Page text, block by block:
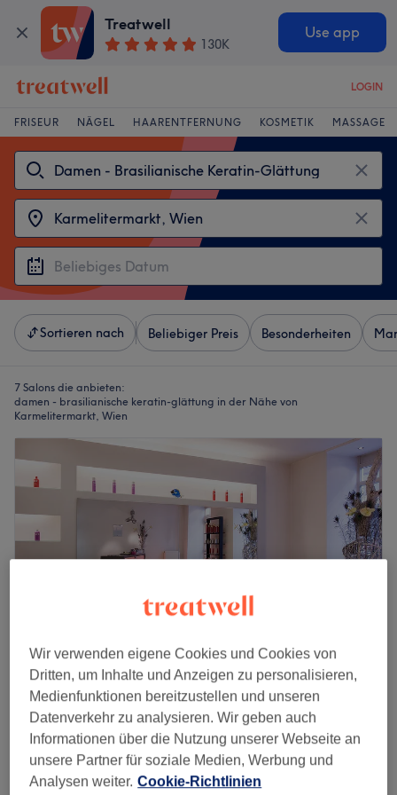
Treatwell
130K
Use app
LOGIN
FRISEUR NÄGEL HAARENTFERNUNG KOSMETIK MASSAGE
Sortieren nach Beliebiger Preis Besonderheiten
7 Salons die anbieten:
damen - brasilianische keratin-glättung in der Nähe von
Karmelitermarkt, Wien
Ich Bin - Haare Schnitt Effekte
4,9
1959 Bewertungen
1. Bezirk, Wien
Auf Karte anzeigen
Nebenzeiten
Damen - Newsha/Haare glätten
Wir verwenden eigene Cookies und Cookies von
Dritten, um Inhalte und Anzeigen zu personalisieren,
Medienfunktionen bereitzustellen und unseren
Datenverkehr zu analysieren. Wir geben auch
Informationen über die Nutzung unserer Webseite an
unsere Partner für soziale Medien, Werbung und
Analysen weiter. Cookie-Richtlinien